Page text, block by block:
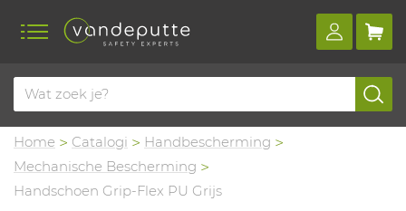
Home Catalogi
Handbescherming
Mechanische Bescherming
Handschoen Grip-Flex PU Grijs